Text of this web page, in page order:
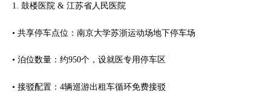
1. 鼓楼医院 & 江苏省人民医院
• 共享停车点位：南京大学苏浙运动场地下停车场
• 泊位数量：约950个，设就医专用停车区
• 接驳配置：4辆巡游出租车循环免费接驳